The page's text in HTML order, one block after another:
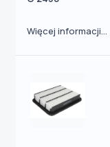
Więcej informacji...